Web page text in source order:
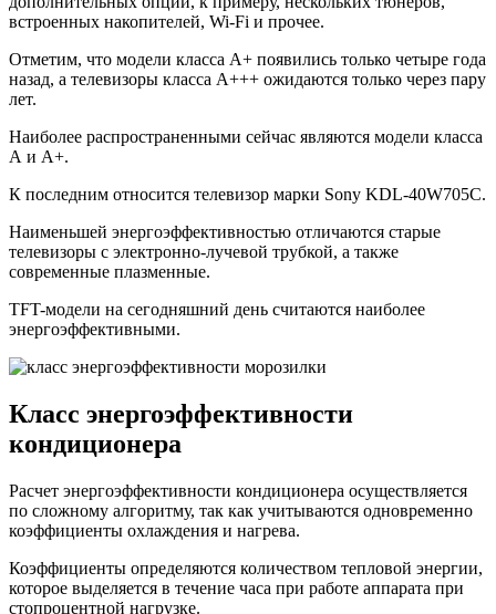
встроенных накопителей, Wi-Fi и прочее.
Отметим, что модели класса A+ появились только четыре года
назад, а телевизоры класса A+++ ожидаются только через пару
лет.
Наиболее распространенными сейчас являются модели класса
А и А+.
К последним относится телевизор марки Sony KDL-40W705C.
Наименьшей энергоэффективностью отличаются старые
телевизоры с электронно-лучевой трубкой, а также
современные плазменные.
TFT-модели на сегодняшний день считаются наиболее
энергоэффективными.
Класс энергоэффективности
кондиционера
Расчет энергоэффективности кондиционера осуществляется
по сложному алгоритму, так как учитываются одновременно
коэффициенты охлаждения и нагрева.
Коэффициенты определяются количеством тепловой энергии,
которое выделяется в течение часа при работе аппарата при
стопроцентной нагрузке.